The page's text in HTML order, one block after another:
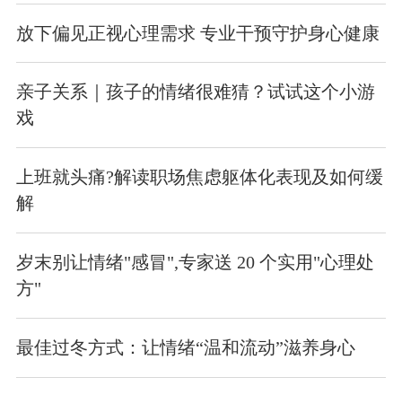
放下偏见正视心理需求 专业干预守护身心健康
亲子关系｜孩子的情绪很难猜？试试这个小游
戏
上班就头痛?解读职场焦虑躯体化表现及如何缓
解
岁末别让情绪"感冒",专家送 20 个实用"心理处
方"
最佳过冬方式：让情绪“温和流动”滋养身心